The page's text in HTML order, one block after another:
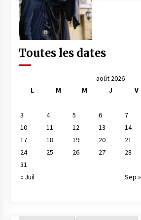
Toutes les dates
août 2026
L
M M J V
3
4 5 6 7
10
11 12 13 14
17
18 19 20 21
24
25 26 27 28
31
« Juil
Sep »